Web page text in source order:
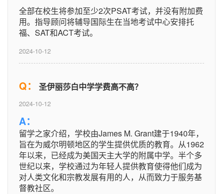
全部在校生将参加至少2次PSAT考试，并没有附加费
用。指导顾问将辅导国际生在当地考试中心安排托
福、SAT和ACT考试。
2024-10-12
Q： 圣伊丽莎白中学学费高不高？
2024-10-12
A：
留学之家介绍，学校由James M. Grant建于1940年，
旨在为威尔明顿地区的学生提供优质的教育。从1962
年以来，已经成为美国天主大学的附属中学。半个多
世纪以来，学校通过为年轻人提供教育使得他们成为
对人类文化和宗教发展有用的人，从而致力于服务基
督教社区。